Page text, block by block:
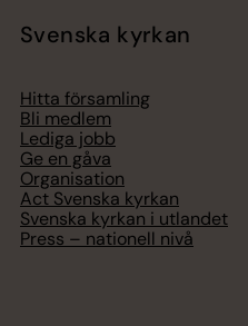
Svenska kyrkan
Hitta församling
Bli medlem
Lediga jobb
Ge en gåva
Organisation
Act Svenska kyrkan
Svenska kyrkan i utlandet
Press – nationell nivå